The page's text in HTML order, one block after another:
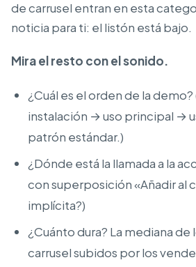
de carrusel entran en esta
noticia para ti: el listón está bajo.
Mira el resto con el sonido.
¿Cuál es el orden de la
instalación → uso principal →
patrón estándar.)
¿Dónde está la llamada a la
con superposición «Añadir al
implícita?)
¿Cuánto dura? La mediana de
carrusel subidos por los